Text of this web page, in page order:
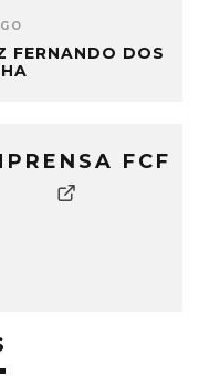
FERNANDO DOS
FCF